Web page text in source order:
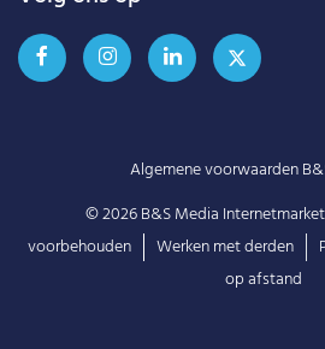
Algemene voorwaarden
© 2026B&S Media
voorbehouden
Werken met derden
op afstand